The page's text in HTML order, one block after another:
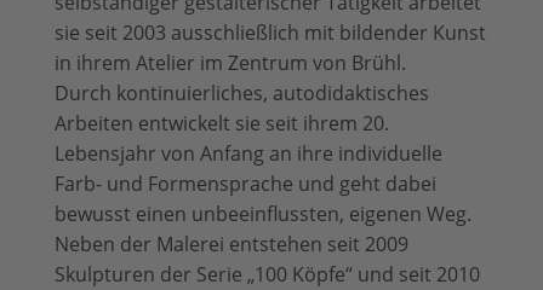
sie seit 2003 ausschließlich mit bildender Kunst
in ihrem Atelier im Zentrum von Brühl.
Durch kontinuierliches, autodidaktisches
Arbeiten entwickelt sie seit ihrem 20.
Lebensjahr von Anfang an ihre individuelle
Farb- und Formensprache und geht dabei
bewusst einen unbeeinflussten, eigenen Weg.
Neben der Malerei entstehen seit 2009
Skulpturen der Serie „100 Köpfe“ und seit 2010